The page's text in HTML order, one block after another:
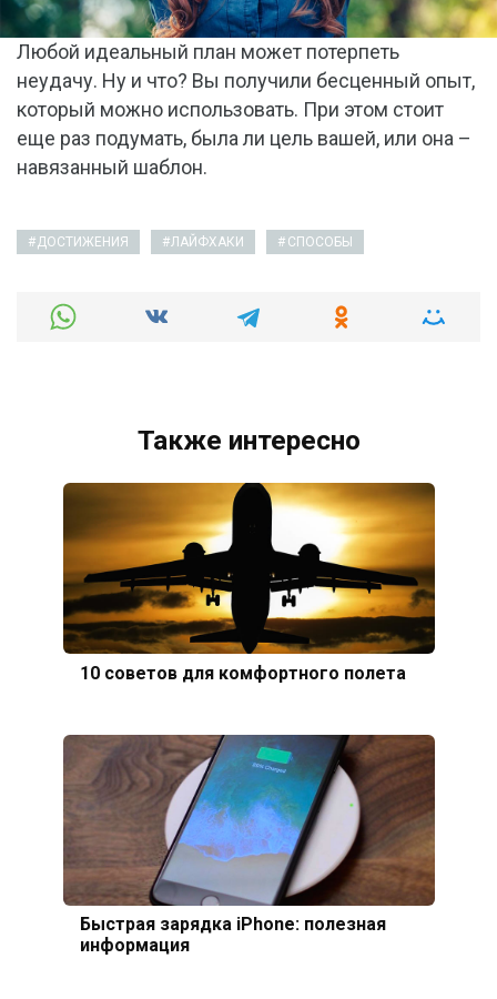
Любой идеальный план может потерпеть
неудачу. Ну и что? Вы получили бесценный опыт,
который можно использовать. При этом стоит
еще раз подумать, была ли цель вашей, или она –
навязанный шаблон.
ДОСТИЖЕНИЯ ЛАЙФХАКИ СПОСОБЫ
Также интересно
10 советов для комфортного полета
Быстрая зарядка iPhone: полезная
информация